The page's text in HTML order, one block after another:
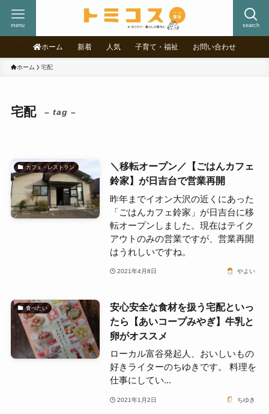
search
menu
ホーム 新着 人気 子育て・福祉 お問い合わせ
ホーム 宅配
宅配 – tag –
カフェ・レストラン
＼移転オープン／【ごはんカフェ
鈴家】が日吉台で営業再開
昨年までイオン大沢の近くにあった
「ごはんカフェ鈴家」が日吉台に移
転オープンしました。現在はテイク
アウトのみの営業ですが、営業再開
はうれしいですね。
2021年4月8日 やよい
食べたい
安心安全な食材を扱う宅配といっ
たら【あいコープみやぎ】牛乳と
卵がオススメ
ローカル富谷発起人、おいしいもの
好きライターのちゆきです。 料理を
仕事にしてい...
2021年1月2日 ちゆき